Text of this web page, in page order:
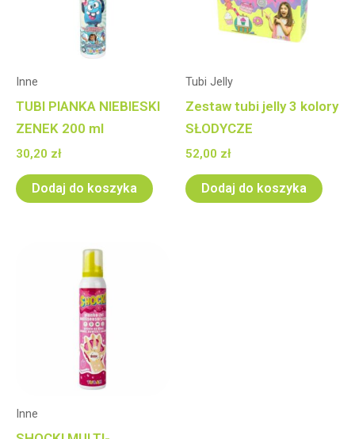
Inne
TUBI PIANKA NIEBIESKI
ZENEK 200 ml
30,20 zł
Dodaj do koszyka
Tubi Jelly
Zestaw tubi jelly 3 kolory
SŁODYCZE
52,00 zł
Dodaj do koszyka
Inne